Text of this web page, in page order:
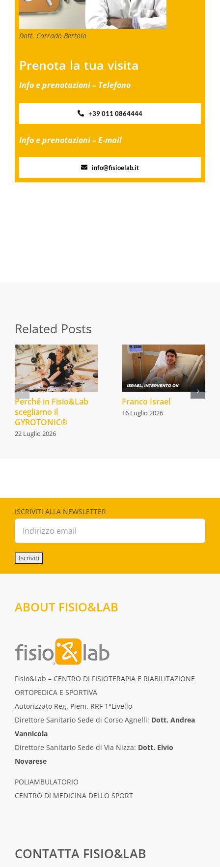
Dott. Corrado Bertolo
Prenota la tua visita
Info e prenotazioni – Telefono
+39 011 0864444
Info e prenotazioni – E-mail
info@fisioelab.it
Related Posts
Perché in Fisio&Lab
scegliamo il
GYROTONIC®
22 Luglio 2026
Franco Israel
16 Luglio 2026
ISCRIVITI ALLA NEWSLETTER
ABOUT FISIO&LAB
Fisio&Lab – CENTRO DI FISIOTERAPIA E RIABILITAZIONE
ORTOPEDICA E SPORTIVA
Autorizzato Reg. Piem. RRF 1°Livello
Direttore Sanitario Sede di Corso Agnelli: Dott. Andrea
Vannicola
Direttore Sanitario Sede di Via Nizza: Dott. Elvio
Novarese
POLIAMBULATORIO
CENTRO DI MEDICINA DELLO SPORT
CONTATTA FISIO&LAB